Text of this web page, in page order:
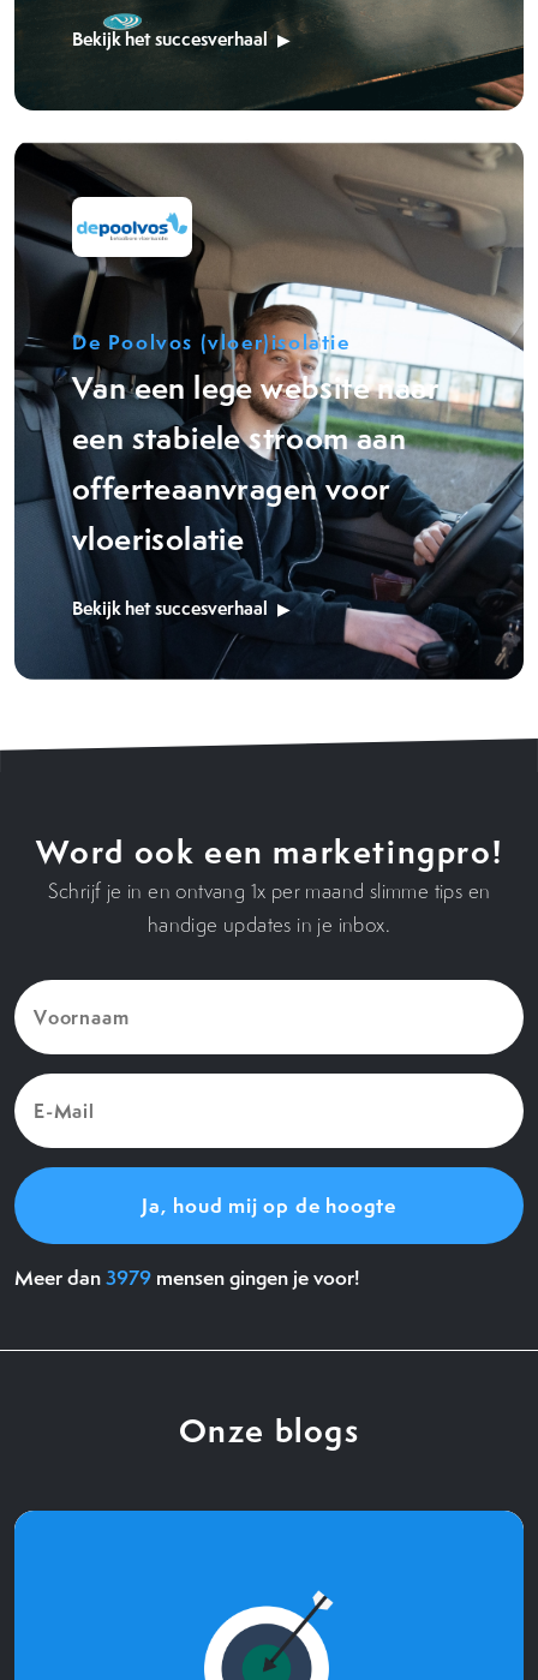
Bekijk het succesverhaal
De Poolvos (vloer)isolatie
Van een lege website naar
een stabiele stroom aan
offerteaanvragen voor
vloerisolatie
Bekijk het succesverhaal
Word ook een marketingpro!
Schrijf je in en ontvang 1x per maand slimme tips en
handige updates in je inbox.
Voornaam
(Vereist)
E-
Mail
(Vereist)
Meer dan3979 mensen gingen je voor!
Onze blogs